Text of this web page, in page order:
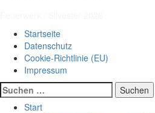
Startseite
Datenschutz
Cookie-Richtlinie (EU)
Impressum
Suchen
nach:
Start